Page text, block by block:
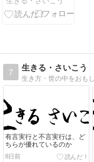
7
生きる・さいこう
有言実行と不言実行は、ど
ちらが優れているのか
8日前